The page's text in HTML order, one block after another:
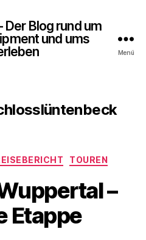
Der Blog rund um
und ums
Menü
Kategorien TOUREN
–
Etappe